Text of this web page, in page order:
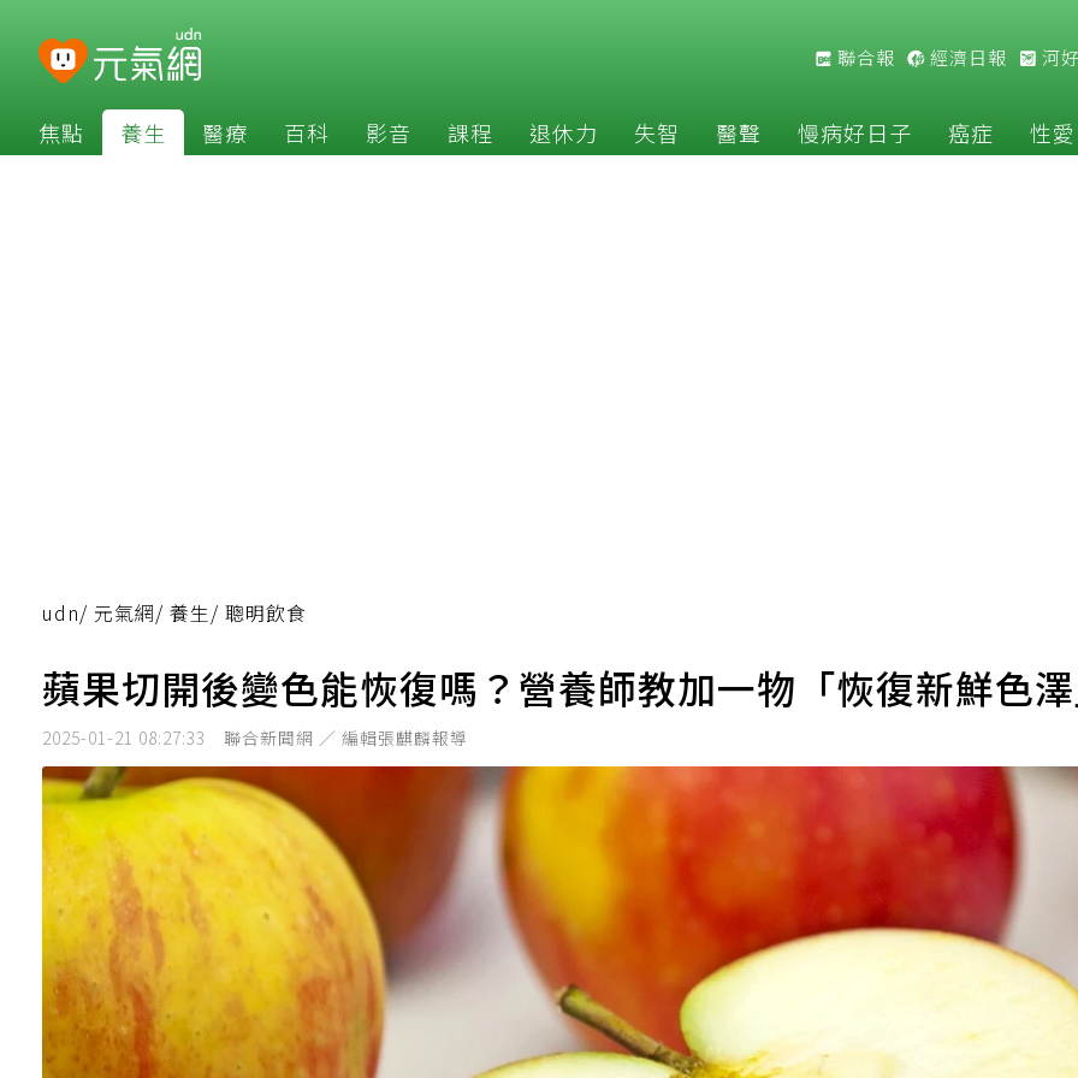
聯合報 經濟日報 河
焦點 養生 醫療 百科 影音 課程 退休力 失智 醫聲 慢病好日子 癌症 性愛
udn/ 元氣網/ 養生/ 聰明飲食
蘋果切開後變色能恢復嗎？營養師教加一物「恢復新鮮色
2025-01-21 08:27:33 聯合新聞網 ／ 編輯張麒麟報導